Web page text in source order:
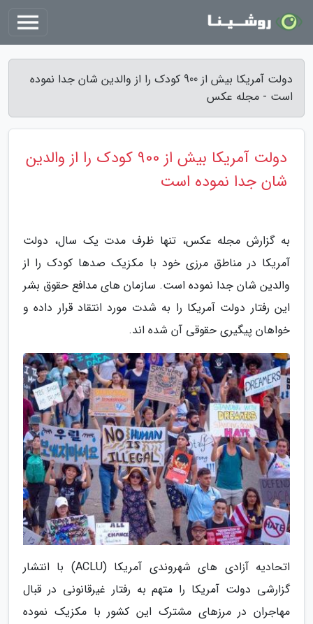
دولت آمریکا بیش از 900 کودک را از والدین شان جدا نموده
است - مجله عکس
دولت آمریکا بیش از 900 کودک را از والدین
شان جدا نموده است
به گزارش مجله عکس، تنها ظرف مدت یک سال، دولت
آمریکا در مناطق مرزی خود با مکزیک صدها کودک را از
والدین شان جدا نموده است. سازمان های مدافع حقوق بشر
این رفتار دولت آمریکا را به شدت مورد انتقاد قرار داده و
خواهان پیگیری حقوقی آن شده اند.
اتحادیه آزادی های شهروندی آمریکا (ACLU) با انتشار
گزارشی دولت آمریکا را متهم به رفتار غیرقانونی در قبال
مهاجران در مرزهای مشترک این کشور با مکزیک نموده